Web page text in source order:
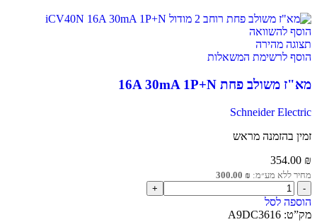
הוסף להשוואה
תצוגה מהירה
הוסף לרשימת המשאלות
מא"ז משולב פחת 16A 30mA 1P+N
Schneider Electric
זמין בהזמנה מראש
354.00 ₪
מחיר ללא מע״מ: 300.00 ₪
הוספה לסל
מק”ט: A9DC3616